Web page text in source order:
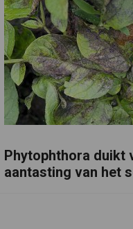
Phytophthora duikt
aantasting van het